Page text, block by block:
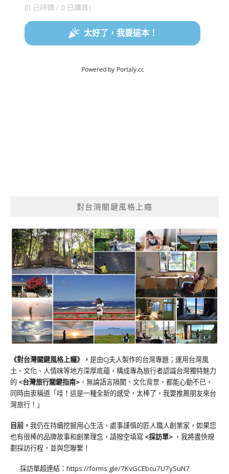
對台灣關鍵風格上癮
《對台灣關鍵風格上癮》 ， 是由CJ夫人製作的台灣專題；運用台灣風
土、文化、人情味等地方深厚底蘊，構成專為旅行者認識台灣獨特魅力
的 <台灣旅行關鍵指南> ，無論語言隔閡、文化背景，都能心動不已，
同時由衷稱道「哇！這是一種全新的感受，太棒了，我要推薦朋友來台
灣旅行！」
目前， 我仍在持續挖掘用心生活、處事謹慎的匠人職人創業家，如果您
也有很棒的品牌故事和創業理念，請撥空填寫 <採訪單> ，我將盡快規
劃採訪行程，並與您聯繫！
採訪單超連結： https://forms.gle/7KvGCEbcu7U7ySuN7